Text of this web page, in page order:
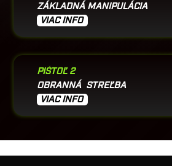
ZÁKLADNÁ MANIPULÁCIA
VIAC INFO
PIŠTOĽ 2
OBRANNÁ STREĽBA
VIAC INFO